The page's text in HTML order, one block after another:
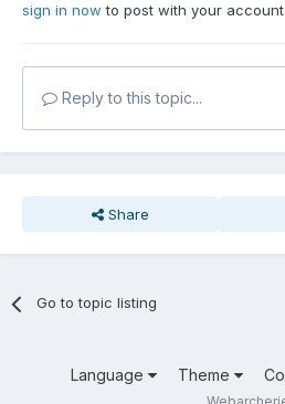
sign in now to post with your account.
Reply to this topic...
Share
Go to topic listing
Language Theme